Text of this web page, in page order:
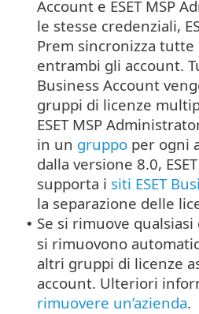
Account e ESET MSP
le stesse credenziali,
Prem sincronizza tutte
entrambi gli account.
Business Account
gruppi di licenze
ESET MSP
in un gruppo per ogni
dalla versione 8.0,
supporta i siti ESET
la separazione delle
• Se si rimuove
si rimuovono
altri gruppi di licenze
account. Ulteriori
rimuovere un’azienda.